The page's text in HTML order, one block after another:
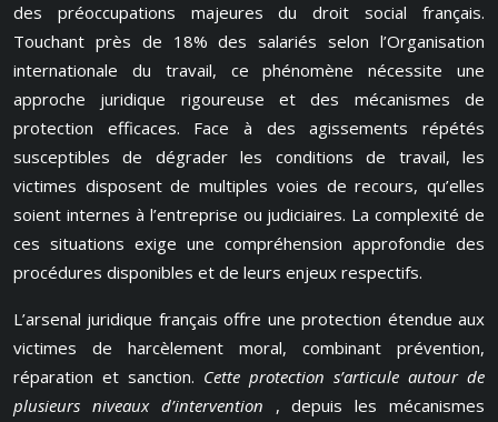
des préoccupations majeures du droit social français.
Touchant près de 18% des salariés selon l’Organisation
internationale du travail, ce phénomène nécessite une
approche juridique rigoureuse et des mécanismes de
protection efficaces. Face à des agissements répétés
susceptibles de dégrader les conditions de travail, les
victimes disposent de multiples voies de recours, qu’elles
soient internes à l’entreprise ou judiciaires. La complexité de
ces situations exige une compréhension approfondie des
procédures disponibles et de leurs enjeux respectifs.
L’arsenal juridique français offre une protection étendue aux
victimes de harcèlement moral, combinant prévention,
réparation et sanction. Cette protection s’articule autour de
plusieurs niveaux d’intervention , depuis les mécanismes